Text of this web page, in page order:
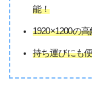
能！
1920×1200の
持ち運びにも